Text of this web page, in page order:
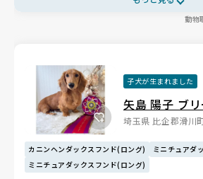
も慣れるため、ご家庭に馴染みやすいのが魅
動物
子犬が生まれました
矢島 陽子 ブ
埼玉県 比企郡滑川
カニンヘンダックスフンド(ロング)
ミニチュアダ
ミニチュアダックスフンド(ロング)